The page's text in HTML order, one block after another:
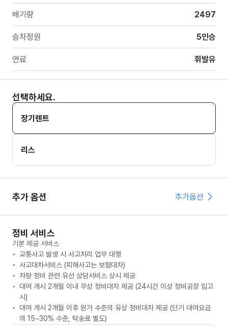
배기량 2497
승차정원 5인승
연료 휘발유
선택하세요.
장기렌트
리스
추가 옵션 추가옵션
정비 서비스
기본 제공 서비스
교통사고 발생 시 사고처리 업무 대행
사고대차서비스 (피해사고는 보험대차)
차량 정비 관련 유선 상담서비스 상시 제공
대여 개시 2개월 이내 무상 정비대차 제공 (24시간 이상 정비공장 입고
시)
대여 개시 2개월 이후 원가 수준의 유상 정비대차 제공 (단기 대여요금
의 15~30% 수준, 탁송료 별도)